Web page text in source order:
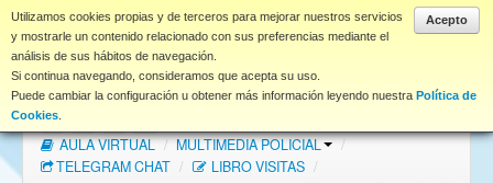
Acepto
Utilizamos cookies propias y de terceros para mejorar nuestros servicios
y mostrarle un contenido relacionado con sus preferencias mediante el
análisis de sus hábitos de navegación.
Si continua navegando, consideramos que acepta su uso.
Puede cambiar la configuración u obtener más información leyendo nuestra Política de
Cookies
www.coet.es
Portal
Índice Foros
FAQ
AULA VIRTUAL / MULTIMEDIA POLICIAL
/
TELEGRAM CHAT / LIBRO VISITAS /